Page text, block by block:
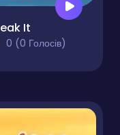
It
0 (0 Голосів)